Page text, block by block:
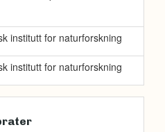
institutt for naturforskning
institutt for naturforskning